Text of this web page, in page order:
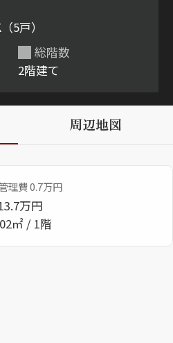
ーメゾンセレクショ
ャラリー
向け
5戸）
総階数
2階建て
周辺地図
理費 0.7万円
万円
㎡ / 1階